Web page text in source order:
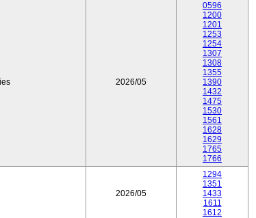
2026/05
0596
1200
1201
1253
1254
1307
1308
1355
1390
1432
1475
1530
1561
1628
1629
1765
1766
2026/05
1294
1351
1433
1611
1612